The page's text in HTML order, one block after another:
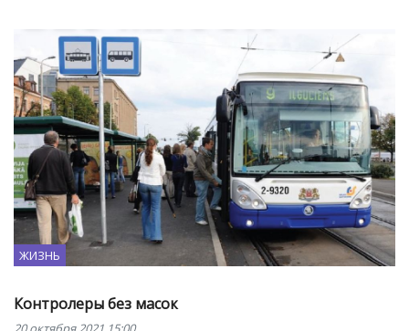
ЖИЗНЬ
Контролеры без масок